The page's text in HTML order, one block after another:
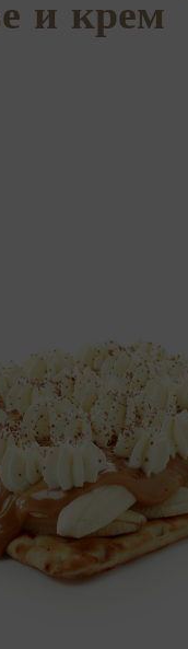
и крем